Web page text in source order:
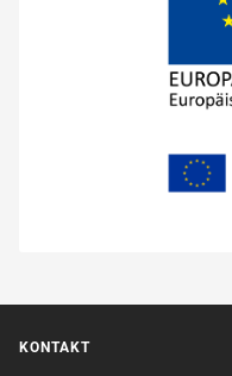
KONTAKT